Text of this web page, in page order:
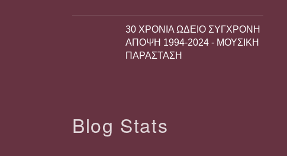
30 ΧΡΟΝΙΑ ΩΔΕΙΟ ΣΥΓΧΡΟΝΗ
ΑΠΟΨΗ 1994-2024 - ΜΟΥΣΙΚΗ
ΠΑΡΑΣΤΑΣΗ
Blog Stats